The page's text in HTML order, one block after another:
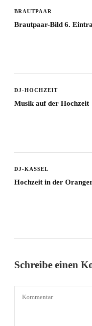
BRAUTPAAR
Brautpaar-Bild 6.
DJ-HOCHZEIT
Musik auf der Hochzeit
DJ-KASSEL
Hochzeit in der
Schreibe einen